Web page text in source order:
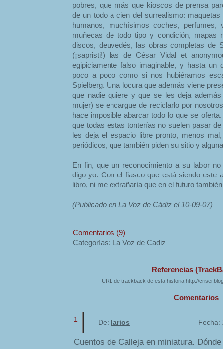
pobres, que más que kioscos de prensa
de un todo a cien del surrealismo:
humanos, muchísimos coches, perfumes,
muñecas de todo tipo y condición, mapas
discos, deuvedés, las obras completas de
(¡sapristi!) las de César Vidal et
egipiciamente falso imaginable, y hasta un
poco a poco como si nos hubiéramos
Spielberg. Una locura que además viene
que nadie quiere y que se les deja
mujer) se encargue de reciclarlo por
hace imposible abarcar todo lo que se
que todas estas tonterías no suelen pasar
les deja el espacio libre pronto, menos
periódicos, que también piden su sitio y
En fin, que un reconocimiento a su labor
digo yo. Con el fiasco que está siendo este
libro, ni me extrañaría que en el futuro
(Publicado en La Voz de Cádiz el 10-09-07)
Comentarios (9)
Categorías: La Voz de Cadiz
Referencias
URL de trackback de esta historia http://
Comentarios
1 De: larios Fecha:
Cuentos de Calleja en miniatura.